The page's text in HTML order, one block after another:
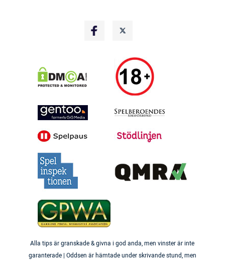
Alla tips är granskade & givna i god anda, men vinster är inte
garanterade | Oddsen är hämtade under skrivande stund, men